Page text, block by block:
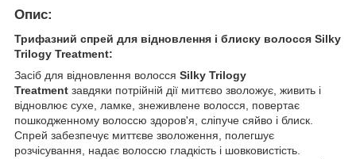
Опис:
Трифазний спрей для відновлення і блиску волосся Silky
Trilogy Treatment:
Засіб для відновлення волосся Silky Trilogy
Treatment завдяки потрійній дії миттєво зволожує, живить і
відновлює сухе, ламке, знеживлене волосся, повертає
пошкодженному волоссю здоров'я, сліпуче сяйво і блиск.
Спрей забезпечує миттєве зволоження, полегшує
розчісування, надає волоссю гладкість і шовковистість.